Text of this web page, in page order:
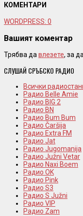
КОМЕНТАРИ
WORDPRESS: 0
Вашият коментар
Трябва да влезете, за
СЛУШАЙ СРЪБСКО РАДИО
Всички
Радио Belle Amie
Радио BIG 2
Радио BN
Радио Bum Bum
Радио Čaršija
Радио Extra FM
Радио Jat
Радио Jugomanija
Радио Južni Vetar
Радио Naxi Boem
Радио OK
Радио Pink
Радио S3
Радио S Južni
Радио VIP
Радио Zam